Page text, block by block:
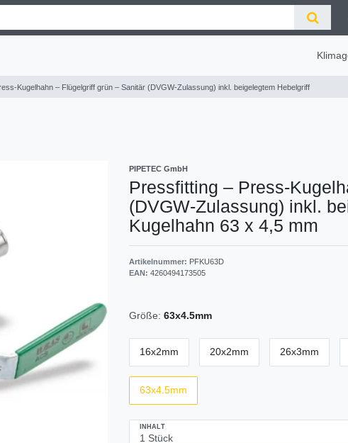
Kugelhahn – Flügelgriff grün – Sanitär (DVGW-Zulassung) inkl. beigelegtem Hebelgriff
PIPETEC GmbH
Pressfitting – Press-
(DVGW-Zulassung) inkl.
Kugelhahn 63 x 4,5 mm
Artikelnummer: PFKU63D
EAN: 4260494173505
Größe: 63x4.5mm
16x2mm 20x2mm 26x3mm
63x4.5mm
INHALT